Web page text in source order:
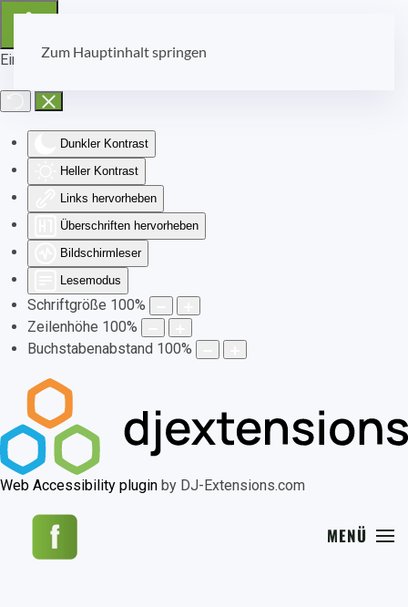
Eingabehilfen öffnen
Dunkler Kontrast
Heller Kontrast
Links hervorheben
Überschriften hervorheben
Bildschirmleser
Lesemodus
Schriftgröße 100%
Zeilenhöhe 100%
Buchstabenabstand 100%
Web Accessibility plugin by DJ-Extensions.com
Zum Hauptinhalt springen
MENÜ